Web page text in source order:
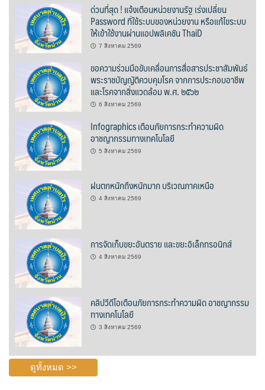
น่านปัว รีสอร์ท
นาเหล่า เก๊าสลี โฮมสเตย์
นาไผ่ปัววิว
บวกบัววิวรีสอร์ท
บ้านกังหัน @ ปัวคอทเทจ
บ้านต้นคูณ
บ้านนาโฮมสเตย์
บ้านปัว ปลายนา
บ้านพักชมดอย
บ้านยลญภา
บ้านริมทุ่งรีสอร์ท
บ้านสวนศรีสุขโฮมสเตย์
บ้านฮิมนาปัว
บ้านไม้ปลายนา
ด่วนที่สุด ! แจ้งเตือนหน่วยงานรัฐ เร่งเปลี่ยน
Password ที่ใช้ระบบของหน่วยงาน หรือแก้ไขระบบ
ให้เข้าใช้งานผ่านแอปพลิเคชัน ThaiD
7 สิงหาคม 2569
ขอความร่วมมือขับเคลื่อนการสื่อสารประชาสัมพันธ์
พระราชบัญญัติควบคุมโรค จากการประกอบอาชีพ
และโรคจากสิ่งแวดล้อม พ.ศ. ๒๕๖๒
6 สิงหาคม 2569
Infographics เตือนภัยการกระทำความผิด
อาชญากรรมทางเทคโนโลยี
5 สิงหาคม 2569
ฝนตกหนักถึงหนักมาก บริเวณภาคเหนือ
4 สิงหาคม 2569
การจัดเก็บขยะอันตราย และขยะอิเล็กทรอนิกส์
4 สิงหาคม 2569
คลิปวีดีโอเตือนภัยการกระทำความผิด อาชญากรรม
ทางเทคโนโลยี
3 สิงหาคม 2569
ดูทั้งหมด >>